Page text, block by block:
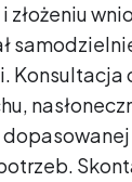
Konsultacja